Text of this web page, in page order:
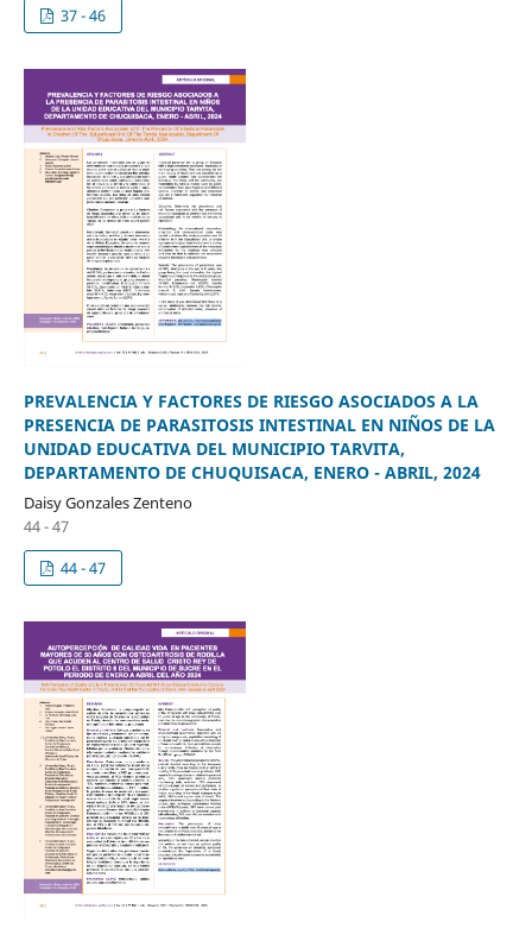
37 - 46
PREVALENCIA Y FACTORES DE RIESGO ASOCIADOS A LA
PRESENCIA DE PARASITOSIS INTESTINAL EN NIÑOS DE LA
UNIDAD EDUCATIVA DEL MUNICIPIO TARVITA,
DEPARTAMENTO DE CHUQUISACA, ENERO - ABRIL, 2024
Daisy Gonzales Zenteno
44 - 47
44 - 47